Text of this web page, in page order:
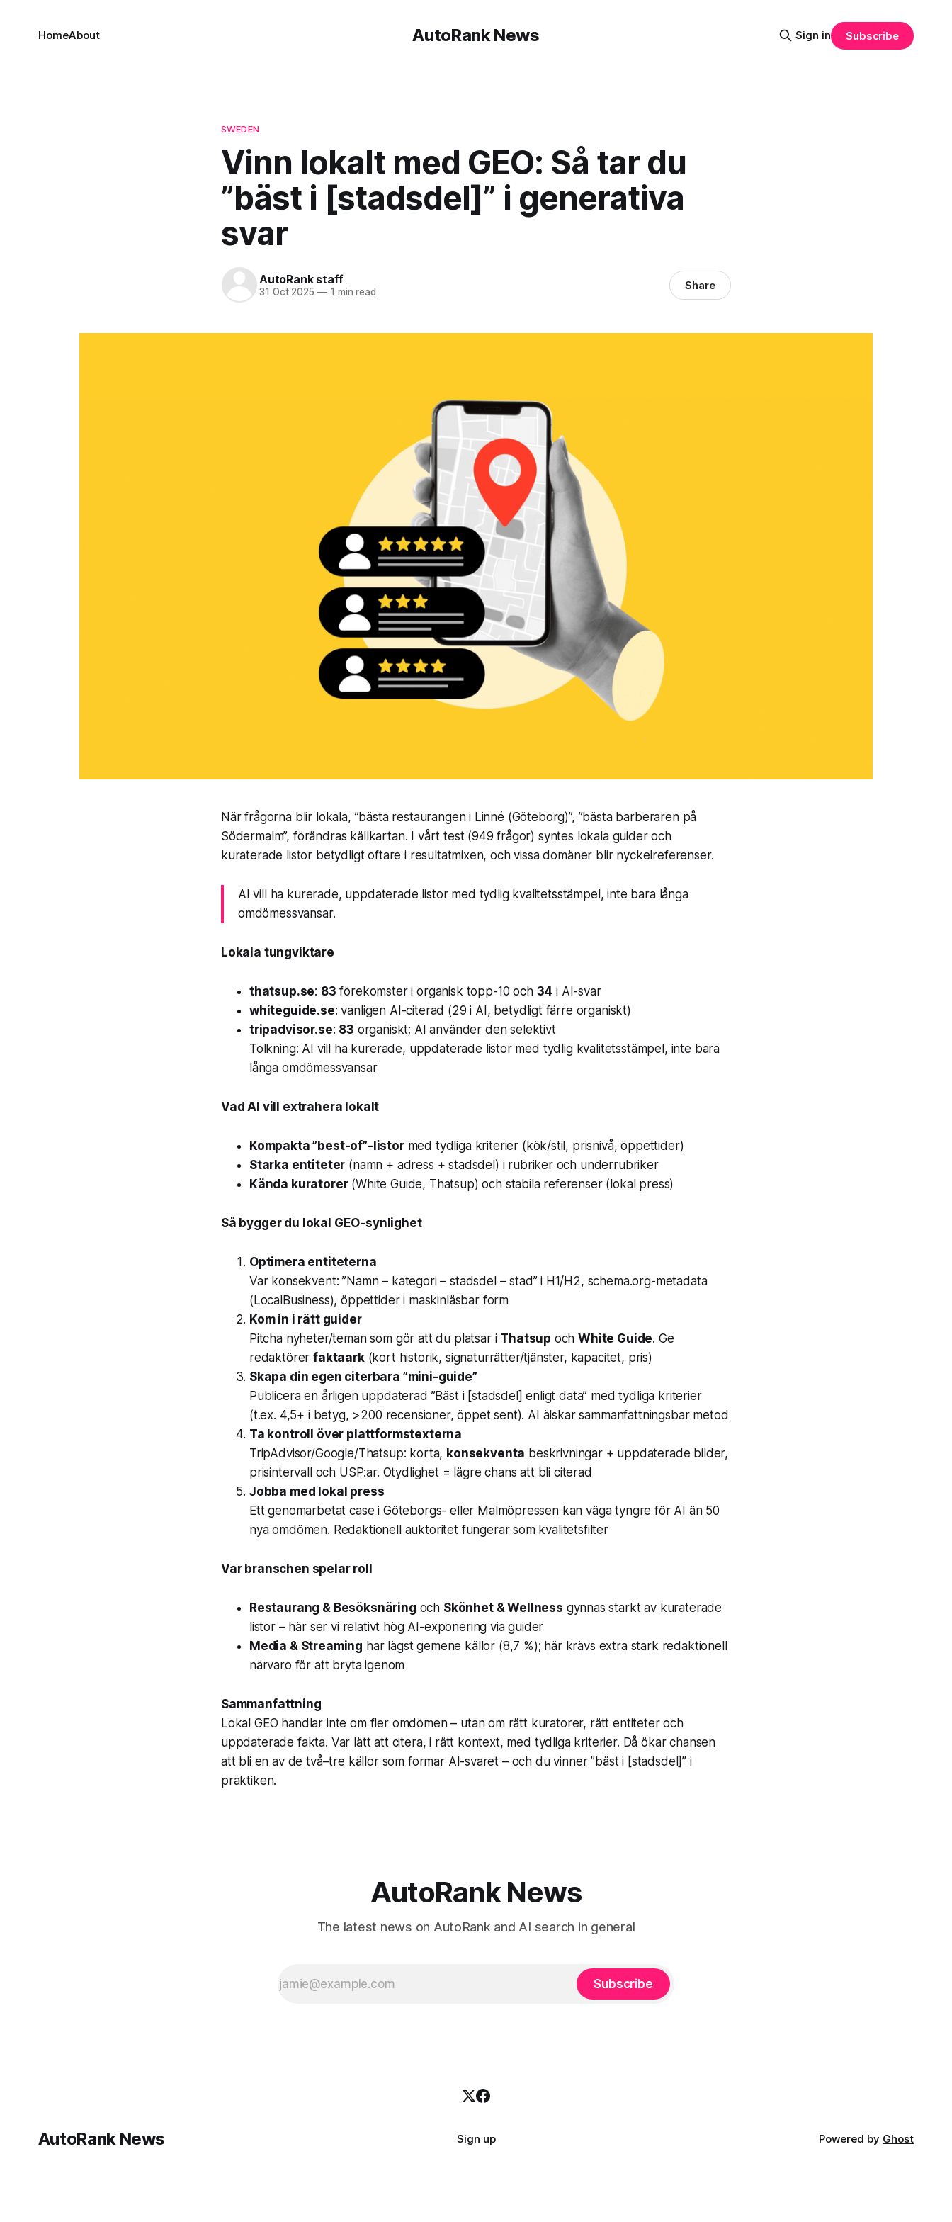
AutoRank News
HomeAbout Sign in Subscribe
SWEDEN
Vinn lokalt med GEO: Så tar du
”bäst i [stadsdel]” i generativa
svar
AutoRank staff
31 Oct 2025 —1 min read Share
När frågorna blir lokala, ”bästa restaurangen i Linné (Göteborg)”, ”bästa barberaren på
Södermalm”, förändras källkartan. I vårt test (949 frågor) syntes lokala guider och
kuraterade listor betydligt oftare i resultatmixen, och vissa domäner blir nyckelreferenser.
AI vill ha kurerade, uppdaterade listor med tydlig kvalitetsstämpel, inte bara långa
omdömessvansar.
Lokala tungviktare
thatsup.se: 83 förekomster i organisk topp-10 och 34 i AI-svar
whiteguide.se: vanligen AI-citerad (29 i AI, betydligt färre organiskt)
tripadvisor.se: 83 organiskt; AI använder den selektivt
Tolkning: AI vill ha kurerade, uppdaterade listor med tydlig kvalitetsstämpel, inte bara
långa omdömessvansar
Vad AI vill extrahera lokalt
Kompakta ”best-of”-listormed tydliga kriterier (kök/stil, prisnivå, öppettider)
Starka entiteter (namn + adress + stadsdel) i rubriker och underrubriker
Kända kuratorer(White Guide, Thatsup) och stabila referenser (lokal press)
Så bygger du lokal GEO-synlighet
Optimera entiteterna
Var konsekvent:”Namn – kategori – stadsdel – stad”i H1/H2, schema.org-metadata
(LocalBusiness), öppettider i maskinläsbar form
Kom in i rätt guider
Pitcha nyheter/teman som gör att du platsar i Thatsup ochWhite Guide. Ge
redaktörerfaktaark(kort historik, signaturrätter/tjänster, kapacitet, pris)
Skapa din egen citerbara ”mini-guide”
Publicera en årligen uppdaterad ”Bäst i [stadsdel] enligt data” med tydliga kriterier
(t.ex. 4,5+ i betyg, >200 recensioner, öppet sent). AI älskar sammanfattningsbar metod
Ta kontroll över plattformstexterna
TripAdvisor/Google/Thatsup: korta, konsekventa beskrivningar + uppdaterade bilder,
prisintervall och USP:ar. Otydlighet = lägre chans att bli citerad
Jobba med lokal press
Ett genomarbetat case i Göteborgs- eller Malmöpressen kan väga tyngre för AI än 50
nya omdömen. Redaktionell auktoritet fungerar som kvalitetsfilter
Var branschen spelar roll
Restaurang & Besöksnäring och Skönhet & Wellness gynnas starkt av kuraterade
listor – här ser vi relativt hög AI-exponering via guider
Media & Streaming har lägst gemene källor (8,7 %); här krävs extra stark redaktionell
närvaro för att bryta igenom
Sammanfattning
Lokal GEO handlar inte om fler omdömen – utan om rätt kuratorer, rätt entiteter och
uppdaterade fakta. Var lätt att citera, i rätt kontext, med tydliga kriterier. Då ökar chansen
att bli en av de två–tre källor som formar AI-svaret – och du vinner ”bäst i [stadsdel]” i
praktiken.
AutoRank News
The latest news on AutoRank and AI search in general
Subscribe
AutoRank News Sign up Powered by Ghost